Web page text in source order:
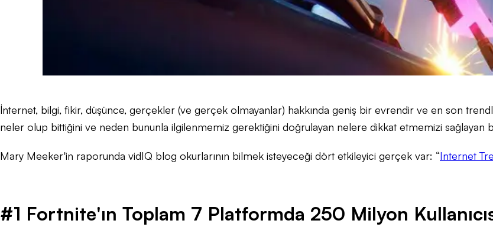
İnternet, bilgi, fikir, düşünce, gerçekler (ve gerçek olmayanlar) hakkında geniş bir evrendir ve en son
neler olup bittiğini ve neden bununla ilgilenmemiz gerektiğini doğrulayan nelere dikkat etmemizi sağlayan
Mary Meeker'in raporunda vidIQ blog okurlarının bilmek isteyeceği dört etkileyici gerçek var: “Internet
#1 Fortnite'ın Toplam 7 Platformda 250 Milyon